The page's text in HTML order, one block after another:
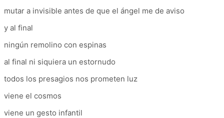
mutar a invisible antes de que el ángel me de aviso
y al final
ningún remolino con espinas
al final ni siquiera un estornudo
todos los presagios nos prometen luz
viene el cosmos
viene un gesto infantil